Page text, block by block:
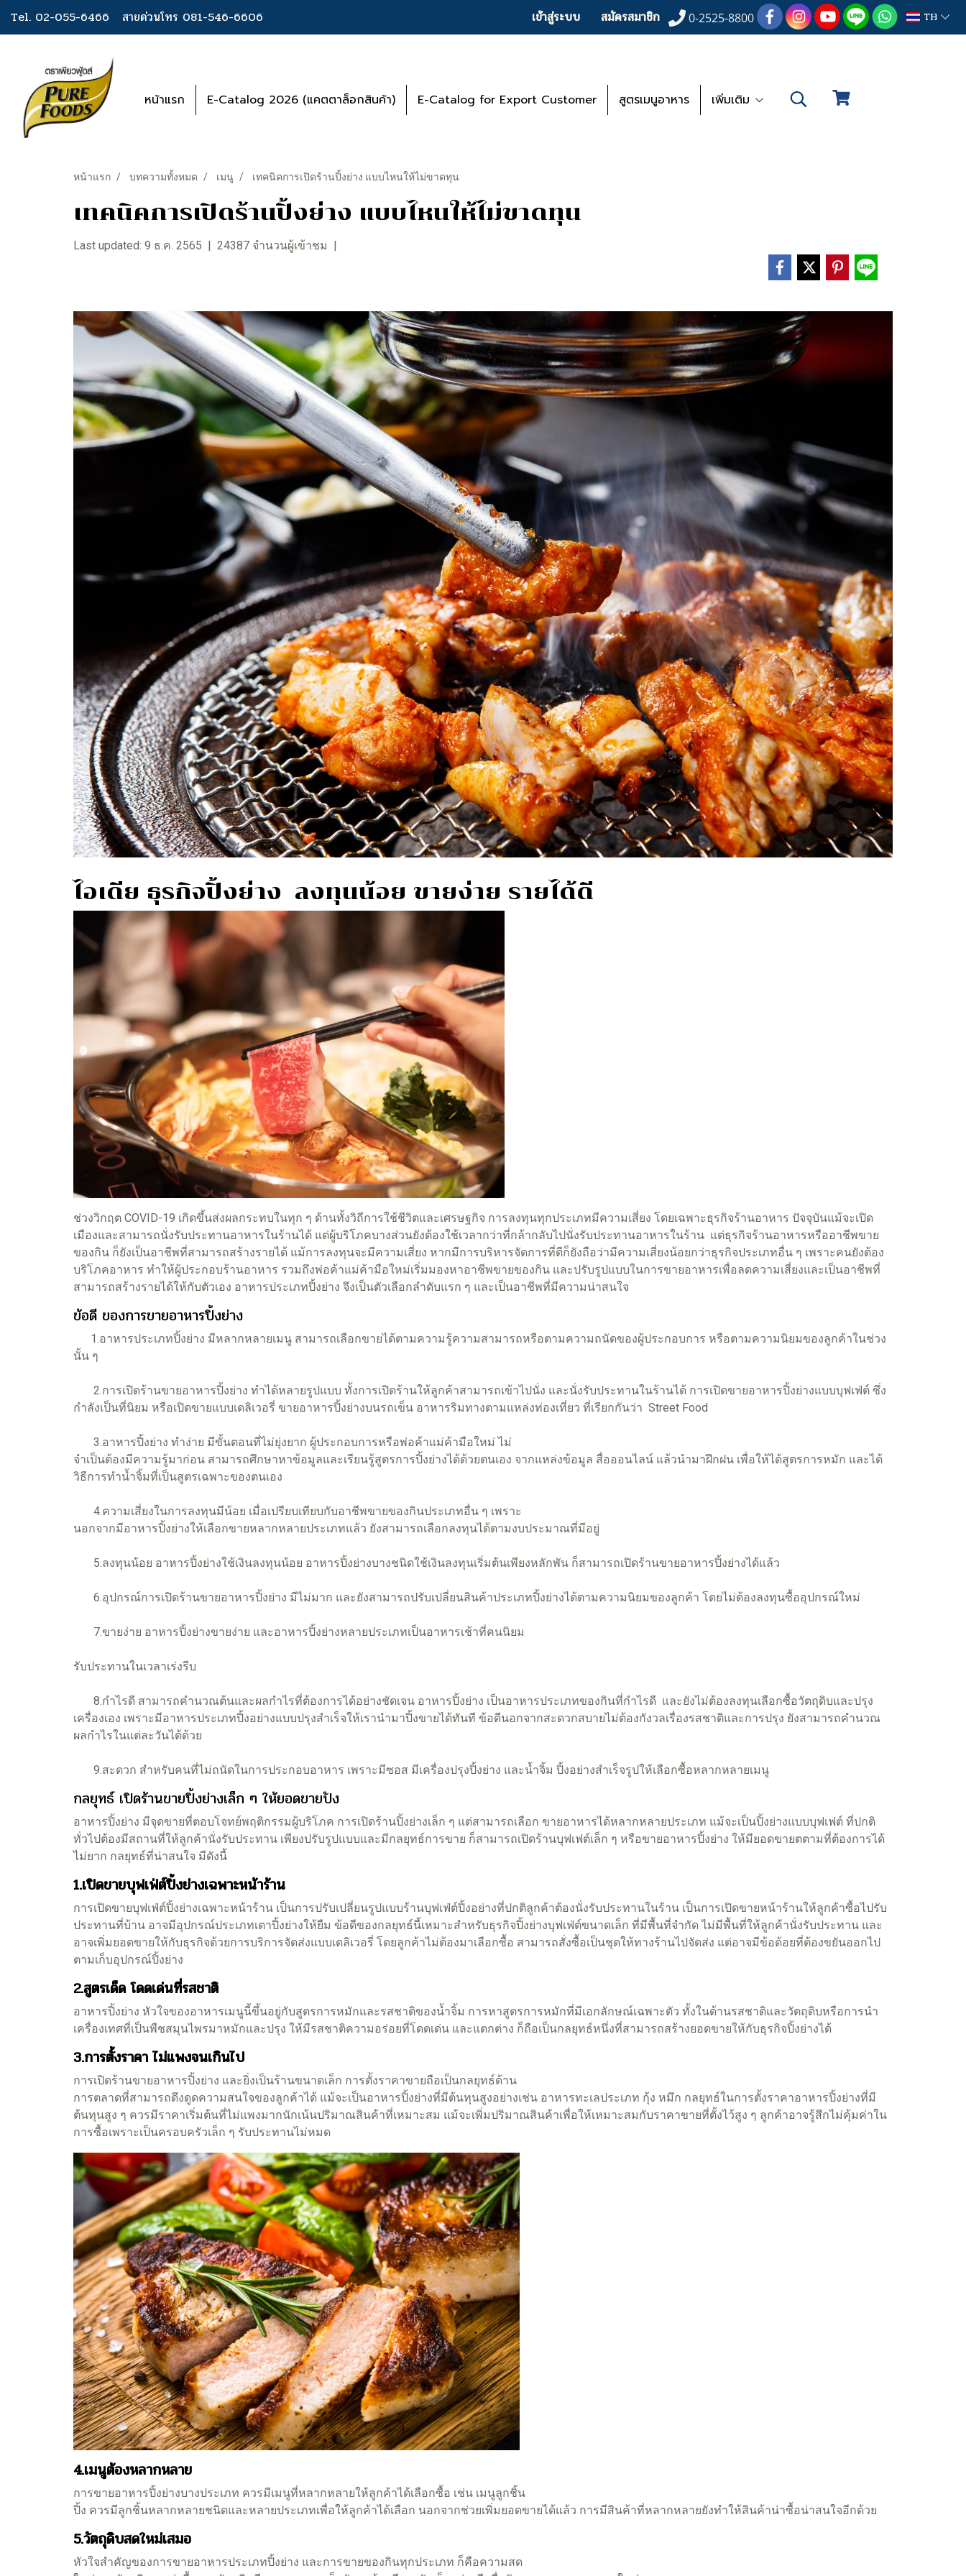
Tel. 02-055-6466 สายด่วนโทร 081-546-6606 เข้าสู่ระบบ สมัครสมาชิก 0-2525-8800 TH
หน้าแรก E-Catalog 2026 (แคตตาล็อกสินค้า) E-Catalog for Export Customer สูตรเมนูอาหาร เพิ่มเติม
หน้าแรก บทความทั้งหมด เมนู เทคนิคการเปิดร้านปิ้งย่าง แบบไหนให้ไม่ขาดทุน
เทคนิคการเปิดร้านปิ้งย่าง แบบไหนให้ไม่ขาดทุน
Last updated: 9 ธ.ค. 2565 | 24387 จำนวนผู้เข้าชม |
ไอเดีย ธุรกิจปิ้งย่าง ลงทุนน้อย ขายง่าย รายได้ดี
ช่วงวิกฤต COVID-19 เกิดขึ้นส่งผลกระทบในทุก ๆ ด้านทั้งวิถีการใช้ชีวิตและเศรษฐกิจ การลงทุนทุกประเภทมีความเสี่ยง โดยเฉพาะธุรกิจร้านอาหาร ปัจจุบันแม้จะเปิด
เมืองและสามารถนั่งรับประทานอาหารในร้านได้ แต่ผู้บริโภคบางส่วนยังต้องใช้เวลากว่าที่กล้ากลับไปนั่งรับประทานอาหารในร้าน แต่ธุรกิจร้านอาหารหรืออาชีพขาย
ของกิน ก็ยังเป็นอาชีพที่สามารถสร้างรายได้ แม้การลงทุนจะมีความเสี่ยง หากมีการบริหารจัดการที่ดีก็ยังถือว่ามีความเสี่ยงน้อยกว่าธุรกิจประเภทอื่น ๆ เพราะคนยังต้อง
บริโภคอาหาร ทำให้ผู้ประกอบร้านอาหาร รวมถึงพ่อค้าแม่ค้ามือใหม่เริ่มมองหาอาชีพขายของกิน และปรับรูปแบบในการขายอาหารเพื่อลดความเสี่ยงและเป็นอาชีพที่
สามารถสร้างรายได้ให้กับตัวเอง อาหารประเภทปิ้งย่าง จึงเป็นตัวเลือกลำดับแรก ๆ และเป็นอาชีพที่มีความน่าสนใจ
ข้อดี ของการขายอาหารปิ้งย่าง
1.อาหารประเภทปิ้งย่าง มีหลากหลายเมนู สามารถเลือกขายได้ตามความรู้ความสามารถหรือตามความถนัดของผู้ประกอบการ หรือตามความนิยมของลูกค้าในช่วง
นั้น ๆ
2.การเปิดร้านขายอาหารปิ้งย่าง ทำได้หลายรูปแบบ ทั้งการเปิดร้านให้ลูกค้าสามารถเข้าไปนั่ง และนั่งรับประทานในร้านได้ การเปิดขายอาหารปิ้งย่างแบบบุฟเฟ่ต์ ซึ่ง
กำลังเป็นที่นิยม หรือเปิดขายแบบเดลิเวอรี่ ขายอาหารปิ้งย่างบนรถเข็น อาหารริมทางตามแหล่งท่องเที่ยว ที่เรียกกันว่า Street Food
3.อาหารปิ้งย่าง ทำง่าย มีขั้นตอนที่ไม่ยุ่งยาก ผู้ประกอบการหรือพ่อค้าแม่ค้ามือใหม่ ไม่
จำเป็นต้องมีความรู้มาก่อน สามารถศึกษาหาข้อมูลและเรียนรู้สูตรการปิ้งย่างได้ด้วยตนเอง จากแหล่งข้อมูล สื่อออนไลน์ แล้วนำมาฝึกฝน เพื่อให้ได้สูตรการหมัก และได้
วิธีการทำน้ำจิ้มที่เป็นสูตรเฉพาะของตนเอง
4.ความเสี่ยงในการลงทุนมีน้อย เมื่อเปรียบเทียบกับอาชีพขายของกินประเภทอื่น ๆ เพราะ
นอกจากมีอาหารปิ้งย่างให้เลือกขายหลากหลายประเภทแล้ว ยังสามารถเลือกลงทุนได้ตามงบประมาณที่มีอยู่
5.ลงทุนน้อย อาหารปิ้งย่างใช้เงินลงทุนน้อย อาหารปิ้งย่างบางชนิดใช้เงินลงทุนเริ่มต้นเพียงหลักพัน ก็สามารถเปิดร้านขายอาหารปิ้งย่างได้แล้ว
6.อุปกรณ์การเปิดร้านขายอาหารปิ้งย่าง มีไม่มาก และยังสามารถปรับเปลี่ยนสินค้าประเภทปิ้งย่างได้ตามความนิยมของลูกค้า โดยไม่ต้องลงทุนซื้ออุปกรณ์ใหม่
7.ขายง่าย อาหารปิ้งย่างขายง่าย และอาหารปิ้งย่างหลายประเภทเป็นอาหารเช้าที่คนนิยม
รับประทานในเวลาเร่งรีบ
8.กำไรดี สามารถคำนวณต้นและผลกำไรที่ต้องการได้อย่างชัดเจน อาหารปิ้งย่าง เป็นอาหารประเภทของกินที่กำไรดี และยังไม่ต้องลงทุนเลือกซื้อวัตถุดิบและปรุง
เครื่องเอง เพราะมีอาหารประเภทปิ้งอย่างแบบปรุงสำเร็จให้เรานำมาปิ้งขายได้ทันที ข้อดีนอกจากสะดวกสบายไม่ต้องกังวลเรื่องรสชาติและการปรุง ยังสามารถคำนวณ
ผลกำไรในแต่ละวันได้ด้วย
9.สะดวก สำหรับคนที่ไม่ถนัดในการประกอบอาหาร เพราะมีซอส มีเครื่องปรุงปิ้งย่าง และน้ำจิ้ม ปิ้งอย่างสำเร็จรูปให้เลือกซื้อหลากหลายเมนู
กลยุทธ์ เปิดร้านขายปิ้งย่างเล็ก ๆ ให้ยอดขายปัง
อาหารปิ้งย่าง มีจุดขายที่ตอบโจทย์พฤติกรรมผู้บริโภค การเปิดร้านปิ้งย่างเล็ก ๆ แต่สามารถเลือก ขายอาหารได้หลากหลายประเภท แม้จะเป็นปิ้งย่างแบบบุฟเฟต์ ที่ปกติ
ทั่วไปต้องมีสถานที่ให้ลูกค้านั่งรับประทาน เพียงปรับรูปแบบและมีกลยุทธ์การขาย ก็สามารถเปิดร้านบุฟเฟต์เล็ก ๆ หรือขายอาหารปิ้งย่าง ให้มียอดขายตตามที่ต้องการได้
ไม่ยาก กลยุทธ์ที่น่าสนใจ มีดังนี้
1.เปิดขายบุฟเฟ่ต์ปิ้งย่างเฉพาะหน้าร้าน
การเปิดขายบุฟเฟ่ต์ปิ้งย่างเฉพาะหน้าร้าน เป็นการปรับเปลี่ยนรูปแบบร้านบุฟเฟ่ต์ปิ้งอย่างที่ปกติลูกค้าต้องนั่งรับประทานในร้าน เป็นการเปิดขายหน้าร้านให้ลูกค้าซื้อไปรับ
ประทานที่บ้าน อาจมีอุปกรณ์ประเภทเตาปิ้งย่างให้ยืม ข้อดีของกลยุทธ์นี้เหมาะสำหรับธุรกิจปิ้งย่างบุฟเฟ่ต์ขนาดเล็ก ที่มีพื้นที่จำกัด ไม่มีพื้นที่ให้ลูกค้านั่งรับประทาน และ
อาจเพิ่มยอดขายให้กับธุรกิจด้วยการบริการจัดส่งแบบเดลิเวอรี่ โดยลูกค้าไม่ต้องมาเลือกซื้อ สามารถสั่งซื้อเป็นชุดให้ทางร้านไปจัดส่ง แต่อาจมีข้อด้อยที่ต้องขยันออกไป
ตามเก็บอุปกรณ์ปิ้งย่าง
2.สูตรเด็ด โดดเด่นที่รสชาติ
อาหารปิ้งย่าง หัวใจของอาหารเมนูนี้ขึ้นอยู่กับสูตรการหมักและรสชาติของน้ำจิ้ม การหาสูตรการหมักที่มีเอกลักษณ์เฉพาะตัว ทั้งในด้านรสชาติและวัตถุดิบหรือการนำ
เครื่องเทศที่เป็นพืชสมุนไพรมาหมักและปรุง ให้มีรสชาติความอร่อยที่โดดเด่น และแตกต่าง ก็ถือเป็นกลยุทธ์หนึ่งที่สามารถสร้างยอดขายให้กับธุรกิจปิ้งย่างได้
3.การตั้งราคา ไม่แพงจนเกินไป
การเปิดร้านขายอาหารปิ้งย่าง และยิ่งเป็นร้านขนาดเล็ก การตั้งราคาขายถือเป็นกลยุทธ์ด้าน
การตลาดที่สามารถดึงดูดความสนใจของลูกค้าได้ แม้จะเป็นอาหารปิ้งย่างที่มีต้นทุนสูงอย่างเช่น อาหารทะเลประเภท กุ้ง หมึก กลยุทธ์ในการตั้งราคาอาหารปิ้งย่างที่มี
ต้นทุนสูง ๆ ควรมีราคาเริ่มต้นที่ไม่แพงมากนักเน้นปริมาณสินค้าที่เหมาะสม แม้จะเพิ่มปริมาณสินค้าเพื่อให้เหมาะสมกับราคาขายที่ตั้งไว้สูง ๆ ลูกค้าอาจรู้สึกไม่คุ้มค่าใน
การซื้อเพราะเป็นครอบครัวเล็ก ๆ รับประทานไม่หมด
4.เมนูต้องหลากหลาย
การขายอาหารปิ้งย่างบางประเภท ควรมีเมนูที่หลากหลายให้ลูกค้าได้เลือกซื้อ เช่น เมนูลูกชิ้น
ปิ้ง ควรมีลูกชิ้นหลากหลายชนิดและหลายประเภทเพื่อให้ลูกค้าได้เลือก นอกจากช่วยเพิ่มยอดขายได้แล้ว การมีสินค้าที่หลากหลายยังทำให้สินค้าน่าซื้อน่าสนใจอีกด้วย
5.วัตถุดิบสดใหม่เสมอ
หัวใจสำคัญของการขายอาหารประเภทปิ้งย่าง และการขายของกินทุกประเภท ก็คือความสด